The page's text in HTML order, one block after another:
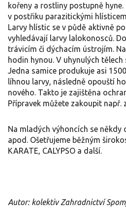
kořeny a rostliny postupně hyne.
v postřiku parazitickými
Larvy hlístic se v půdě aktivně
vyhledávají larvy lalokonosců.
trávicím či dýchacím ústrojím.
hodin hynou. V uhynulých tělech
Jedna samice produkuje asi
líhnou larvy, následně opouští
nového. Takto je zajištěna
Přípravek můžete zakoupit např.
Na mladých výhoncích se někdy
apod. Ošetřujeme běžným
KARATE, CALYPSO a další.
Autor: kolektiv Zahradnictví